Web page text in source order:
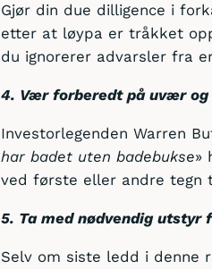
Gjør din due dilligence i
etter at løypa er tråkket
du ignorerer advarsler fra
4. Vær forberedt på uvær
Investorlegenden Warren
har badet uten badebukse»
ved første eller andre tegn
5. Ta med nødvendig utstyr
Selv om siste ledd i denne